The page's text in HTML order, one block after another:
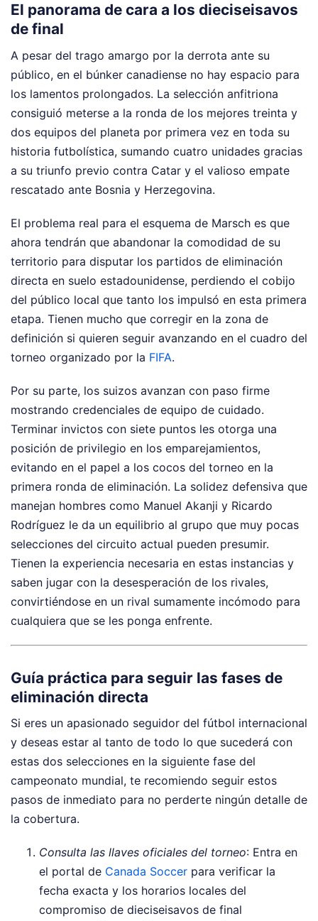
El panorama de cara a los dieciseisavos
de final
A pesar del trago amargo por la derrota ante su
público, en el búnker canadiense no hay espacio para
los lamentos prolongados. La selección anfitriona
consiguió meterse a la ronda de los mejores treinta y
dos equipos del planeta por primera vez en toda su
historia futbolística, sumando cuatro unidades gracias
a su triunfo previo contra Catar y el valioso empate
rescatado ante Bosnia y Herzegovina.
El problema real para el esquema de Marsch es que
ahora tendrán que abandonar la comodidad de su
territorio para disputar los partidos de eliminación
directa en suelo estadounidense, perdiendo el cobijo
del público local que tanto los impulsó en esta primera
etapa. Tienen mucho que corregir en la zona de
definición si quieren seguir avanzando en el cuadro del
torneo organizado por la FIFA.
Por su parte, los suizos avanzan con paso firme
mostrando credenciales de equipo de cuidado.
Terminar invictos con siete puntos les otorga una
posición de privilegio en los emparejamientos,
evitando en el papel a los cocos del torneo en la
primera ronda de eliminación. La solidez defensiva que
manejan hombres como Manuel Akanji y Ricardo
Rodríguez le da un equilibrio al grupo que muy pocas
selecciones del circuito actual pueden presumir.
Tienen la experiencia necesaria en estas instancias y
saben jugar con la desesperación de los rivales,
convirtiéndose en un rival sumamente incómodo para
cualquiera que se les ponga enfrente.
Guía práctica para seguir las fases de
eliminación directa
Si eres un apasionado seguidor del fútbol internacional
y deseas estar al tanto de todo lo que sucederá con
estas dos selecciones en la siguiente fase del
campeonato mundial, te recomiendo seguir estos
pasos de inmediato para no perderte ningún detalle de
la cobertura.
Consulta las llaves oficiales del torneo: Entra en
el portal de Canada Soccer para verificar la
fecha exacta y los horarios locales del
compromiso de dieciseisavos de final